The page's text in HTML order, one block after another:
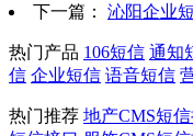
下一篇： 沁阳企业
热门产品 106短信 通知
信 企业短信 语音短信
热门推荐 地产CMS短